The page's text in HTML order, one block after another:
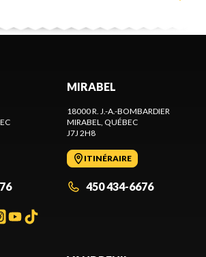
MIRABEL
18000 R. J.-A.-BOMBARDIER
MIRABEL, QUÉBEC
J7J 2H8
ITINÉRAIRE
450 434-6676